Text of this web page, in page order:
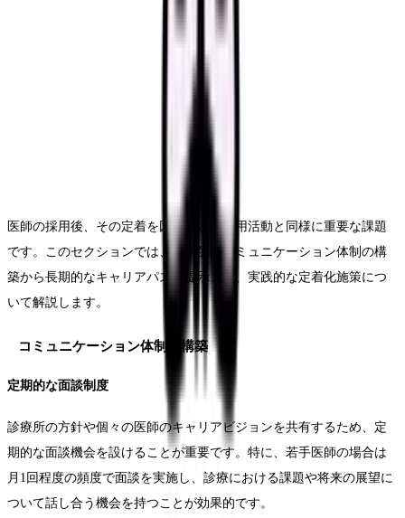
医師の採用後、その定着を図ることは採用活動と同様に重要な課題
です。このセクションでは、効果的なコミュニケーション体制の構
築から長期的なキャリアパスの提示まで、実践的な定着化施策につ
いて解説します。
コミュニケーション体制の構築
定期的な面談制度
診療所の方針や個々の医師のキャリアビジョンを共有するため、定
期的な面談機会を設けることが重要です。特に、若手医師の場合は
月1回程度の頻度で面談を実施し、診療における課題や将来の展望に
ついて話し合う機会を持つことが効果的です。